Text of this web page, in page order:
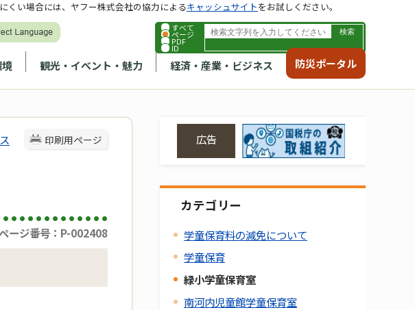
すべて
ページ
PDF
ID
観光・イベント・魅力 経済・産業・ビジネス 防災ポータル
くい場合には、ヤフー株式会社の協力によるキャッシュサイトをお試しください。
印刷用ページ
ージ番号：P-002408
広告
カテゴリー
学童保育料の減免について
学童保育
緑小学童保育室
南河内児童館学童保育室